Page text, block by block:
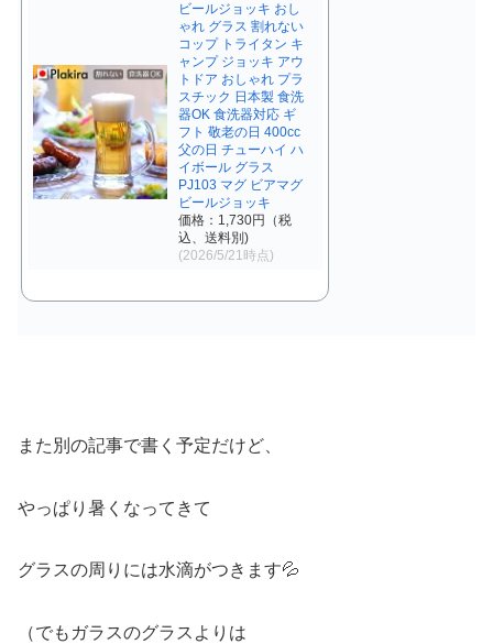
ビールジョッキ おし
ゃれ グラス 割れない
コップ トライタン キ
ャンプ ジョッキ アウ
トドア おしゃれ プラ
スチック 日本製 食洗
器OK 食洗器対応 ギ
フト 敬老の日 400cc
父の日 チューハイ ハ
イボール グラス
PJ103 マグ ビアマグ
ビールジョッキ
価格：1,730円（税
込、送料別)
(2026/5/21時点)
また別の記事で書く予定だけど、
やっぱり暑くなってきて
グラスの周りには水滴がつきます💦
（でもガラスのグラスよりは